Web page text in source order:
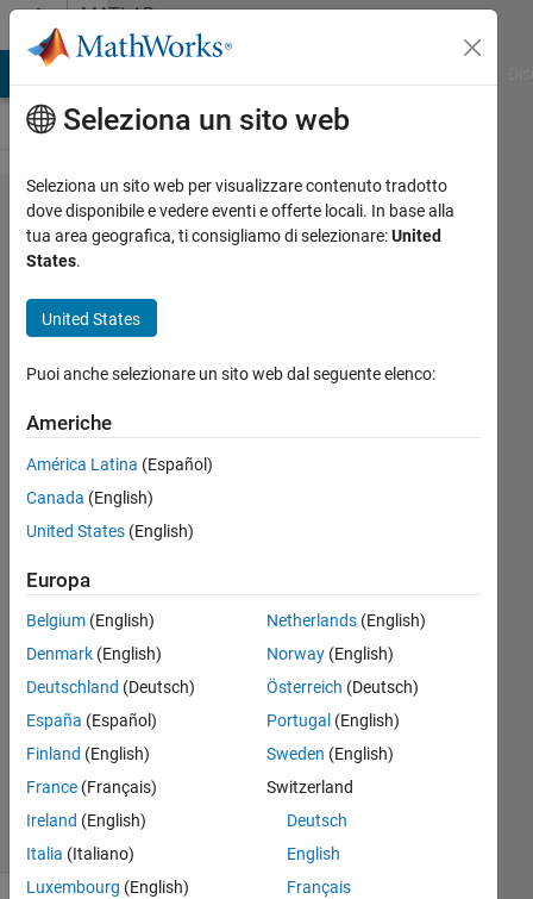
Vai al contenutoMATLAB
Answers
Simulink(w​
indows)で
値をR​
)でsubscrib​
eできな
い．
Kenta
12 Giu
2021
1
Risposta
Aggiornato
17 Giu
2021
7
Visualizzazioni
Seleziona un sito web
Seleziona un sito web per visualizzare contenuto tradotto
dove disponibile e vedere eventi e offerte locali. In base alla
tua area geografica, ti consigliamo di selezionare:United
States.
United States
Puoi anche selezionare un sito web dal seguente elenco:
Americhe
América Latina (Español)
Canada (English)
United States (English)
Europa
Belgium (English)
Denmark (English)
Deutschland (Deutsch)
España (Español)
Finland (English)
France (Français)
Ireland (English)
Italia (Italiano)
Luxembourg (English)
Netherlands(English)
Norway(English)
Österreich (Deutsch)
Portugal (English)
Sweden (English)
Switzerland
Deutsch
English
Français